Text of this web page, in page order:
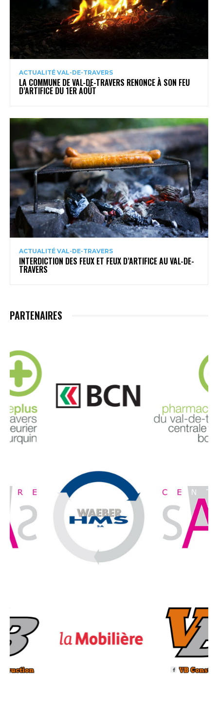
ACTUALITÉ VAL-DE-TRAVERS
LA COMMUNE DE VAL-DE-TRAVERS RENONCE À SON FEU
D’ARTIFICE DU 1ER AOÛT
ACTUALITÉ VAL-DE-TRAVERS
INTERDICTION DES FEUX ET FEUX D’ARTIFICE AU VAL-DE-
TRAVERS
PARTENAIRES